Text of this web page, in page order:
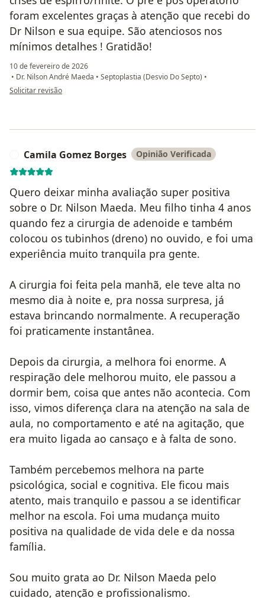
foram excelentes graças à atenção que recebi do
Dr Nilson e sua equipe. São atenciosos nos
mínimos detalhes ! Gratidão!
10 de fevereiro de 2026
• Dr. Nilson André Maeda • Septoplastia (Desvio Do Septo) •
na opinião do utilizador Paulo Henrique Campos
Solicitar revisão
Camila Gomez Borges Opinião Verificada
Quero deixar minha avaliação super positiva
sobre o Dr. Nilson Maeda. Meu filho tinha 4 anos
quando fez a cirurgia de adenoide e também
colocou os tubinhos (dreno) no ouvido, e foi uma
experiência muito tranquila pra gente.
A cirurgia foi feita pela manhã, ele teve alta no
mesmo dia à noite e, pra nossa surpresa, já
estava brincando normalmente. A recuperação
foi praticamente instantânea.
Depois da cirurgia, a melhora foi enorme. A
respiração dele melhorou muito, ele passou a
dormir bem, coisa que antes não acontecia. Com
isso, vimos diferença clara na atenção na sala de
aula, no comportamento e até na agitação, que
era muito ligada ao cansaço e à falta de sono.
Também percebemos melhora na parte
psicológica, social e cognitiva. Ele ficou mais
atento, mais tranquilo e passou a se identificar
melhor na escola. Foi uma mudança muito
positiva na qualidade de vida dele e da nossa
família.
Sou muito grata ao Dr. Nilson Maeda pelo
cuidado, atenção e profissionalismo.